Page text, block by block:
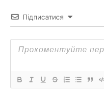
Підписатися